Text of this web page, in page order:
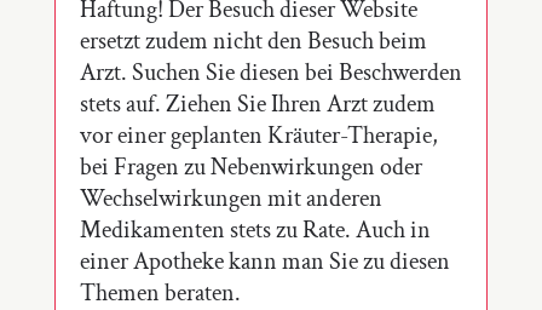
Haftung! Der Besuch dieser Website
ersetzt zudem nicht den Besuch beim
Arzt. Suchen Sie diesen bei Beschwerden
stets auf. Ziehen Sie Ihren Arzt zudem
vor einer geplanten Kräuter-Therapie,
bei Fragen zu Nebenwirkungen oder
Wechselwirkungen mit anderen
Medikamenten stets zu Rate. Auch in
einer Apotheke kann man Sie zu diesen
Themen beraten.